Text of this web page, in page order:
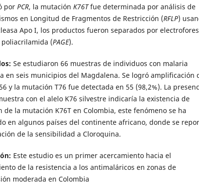
por PCR, la mutación K76Tfue determinada por análisis de
en Longitud de Fragmentos de Restricción (RFLP)
Apo I, los productos fueron separados por
(PAGE).
Se estudiaron 66 muestras de individuos con malaria
en seis muni­­cipios del Magdalena. Se logró amplificación
y la mutación T76 fue detectada en 55 (98,2%). La
con el alelo K76 silvestre indicaría la existencia de
de la mutación K76T en Colombia, este fenómeno se ha
en algunos países del continente africano, donde se
de la sensibilidad a Cloroquina.
Este estudio es un primer acercamiento hacia el
de la resistencia a los antimaláricos en zonas de
moderada en Colombia